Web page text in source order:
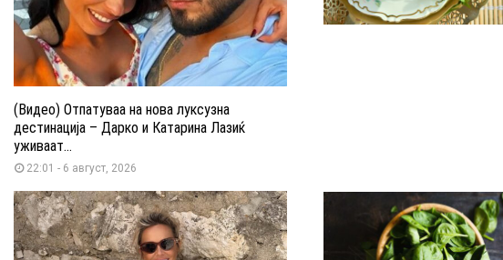
(Видео) Отпатуваа на нова луксузна
дестинација – Дарко и Катарина Лазиќ
уживаат...
22:01 - 6 август, 2026